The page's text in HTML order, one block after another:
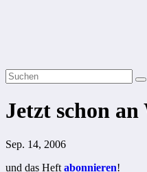
Jetzt schon
Sep. 14, 2006
und das Heft abonnieren!